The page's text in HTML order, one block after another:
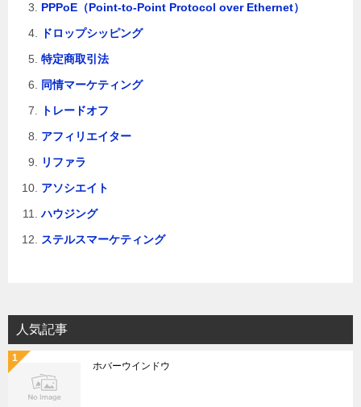
PPPoE（Point-to-Point Protocol over Ethernet）
ドロップシッピング
特定商取引法
同情マーケティング
トレードオフ
アフィリエイター
リファラ
アソシエイト
ハウジング
ステルスマーケティング
人気記事
ホバーウインドウ